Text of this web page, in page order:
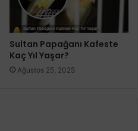
Sultan Papağanı Kafeste
Kaç Yıl Yaşar?
Ağustos 25, 2025